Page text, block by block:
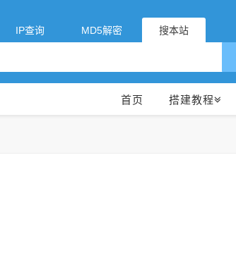
IP查询 MD5解密 搜本站
首页 搭建教程